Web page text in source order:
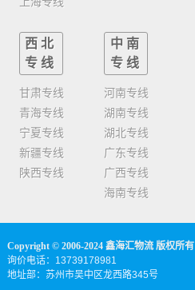
西北
专线
甘肃专线
青海专线
宁夏专线
新疆专线
陕西专线
中南
专线
河南专线
湖南专线
湖北专线
广东专线
广西专线
海南专线
Copyright © 2006-2024 鑫海汇物流 版权所有
询价电话：13739178981
地址部：苏州市吴中区龙西路345号